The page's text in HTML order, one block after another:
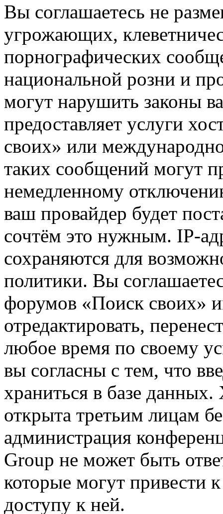
Вы соглашаетесь не
угрожающих,
порнографических
национальной розни и
могут нарушить законы
предоставляет услуги
своих» или
таких сообщений могут
немедленному
ваш провайдер будет
сочтём это нужным. IP-
сохраняются для
политики. Вы
форумов «Поиск своих»
отредактировать,
любое время по своему
вы согласны с тем, что
храниться в базе
открыта третьим лицам
администрация
Group не может быть
которые могут привести
доступу к ней.